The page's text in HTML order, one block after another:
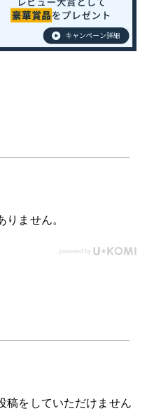
りません。
稿をしていただけません